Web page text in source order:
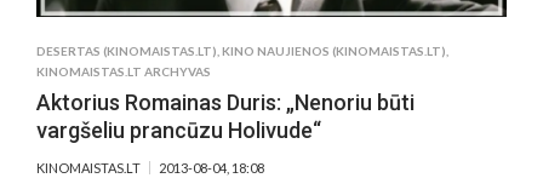
DESERTAS (KINOMAISTAS.LT) KINO NAUJIENOS (KINOMAISTAS.LT)
KINOMAISTAS.LT ARCHYVAS
Aktorius Romainas Duris: „Nenoriu būti
vargšeliu prancūzu Holivude“
KINOMAISTAS.LT 2013-08-04, 18:08